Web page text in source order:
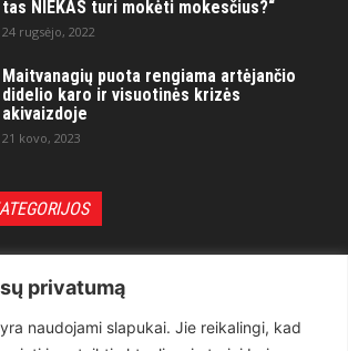
privatumą
naudojami slapukai. Jie reikalingi, kad
tas NIEKAS turi mokėti mokesčius?“
24 rugsėjo, 2022
Maitvanagių puota rengiama artėjančio
didelio karo ir visuotinės krizės
akivaizdoje
21 kovo, 2023
1497